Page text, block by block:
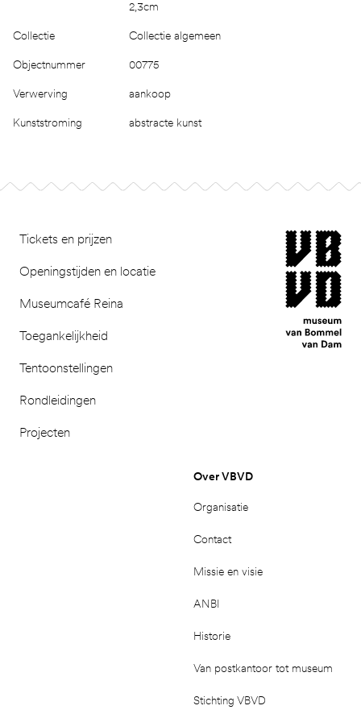
2,3cm
Collectie Collectie algemeen
Objectnummer 00775
Verwerving aankoop
Kunststroming abstracte kunst
Tickets en prijzen
Openingstijden en locatie
Museumcafé Reina
Toegankelijkheid
Tentoonstellingen
Rondleidingen
Projecten
museum van
Over VBVD
Organisatie
Contact
Missie en visie
ANBI
Historie
Van postkantoor tot museum
Stichting VBVD